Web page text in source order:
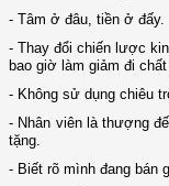
- Tâm ở đâu, tiền ở đấy.
- Thay đổi chiến lược
bao giờ làm giảm đi
- Không sử dụng chiêu
- Nhân viên là thượng
tặng.
- Biết rõ mình đang bán